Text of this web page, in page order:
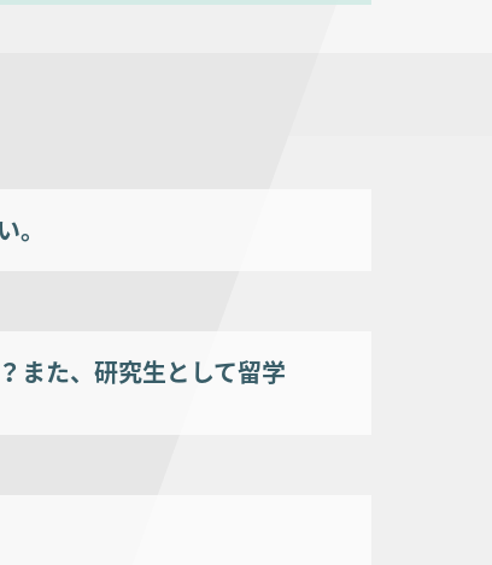
また、研究生として留学